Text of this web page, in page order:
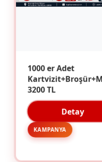
1000 er Adet
3200 TL
Detay
KAMPANYA